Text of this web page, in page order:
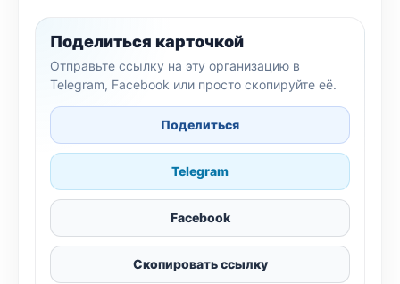
Поделиться карточкой
Отправьте ссылку на эту организацию в
Telegram, Facebook или просто скопируйте её.
Поделиться
Telegram
Facebook
Скопировать ссылку